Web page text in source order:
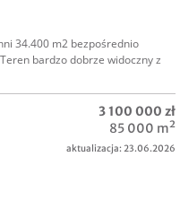
34.400 m2 bezpośrednio
bardzo dobrze widoczny z
3 100 000 zł
85 000 m²
aktualizacja: 23.06.2026